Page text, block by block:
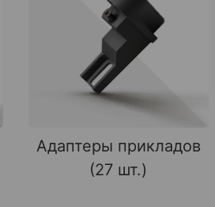
Адаптеры прикладов
(27 шт.)